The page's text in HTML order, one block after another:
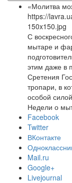
«Молитва
https://
150x150.jpg
С
мытаре и
этим даже в
Сретения
тропари, в
особой
Недели о
Facebook
Twitter
ВКонтакте
Mail.ru
Google+
Livejournal